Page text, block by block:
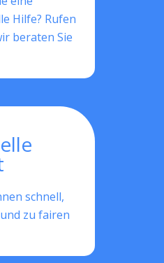
Hilfe? Rufen
beraten Sie
schnell,
zu fairen